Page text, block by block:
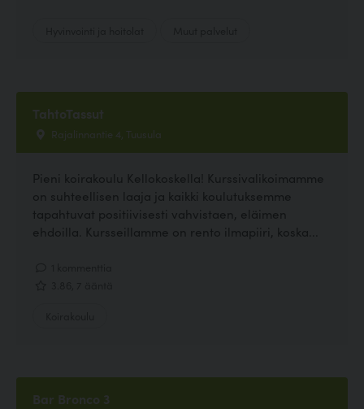
TahtoTassut
Rajalinnantie 4, Tuusula
Pieni koirakoulu Kellokoskella! Kurssivalikoimamme
on suhteellisen laaja ja kaikki koulutuksemme
tapahtuvat positiivisesti vahvistaen, eläimen
ehdoilla. Kursseillamme on rento ilmapiiri, koska...
Bar Bronco 3